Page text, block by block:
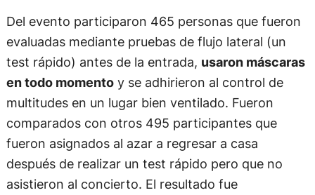
Del evento participaron 465 personas que fueron
evaluadas mediante pruebas de flujo lateral (un
test rápido) antes de la entrada, usaron máscaras
en todo momentoy se adhirieron al control de
multitudes en un lugar bien ventilado. Fueron
comparados con otros 495 participantes que
fueron asignados al azar a regresar a casa
después de realizar un test rápido pero que no
asistieron al concierto. El resultado fue